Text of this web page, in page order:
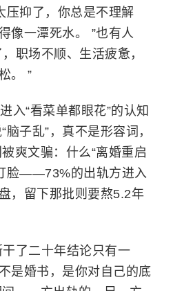
压抑了，你总是不理解
像一潭死水。 ”也有人
职场不顺、生活疲惫，
。 ”
入“看菜单都眼花”的认知
子乱”，真不是形容词，
爽文骗：什么“离婚重启
脸——73%的出轨方进入
，留下那批则要熬5.2年
了二十年结论只有一
是婚书，是你对自己的底